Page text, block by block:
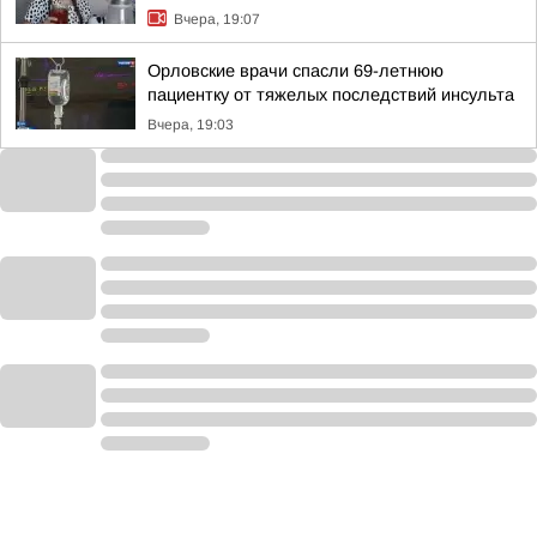
Вчера, 19:07
Орловские врачи спасли 69-летнюю
пациентку от тяжелых последствий инсульта
Вчера, 19:03